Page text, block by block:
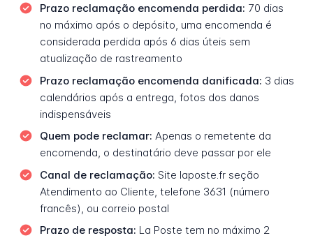
Prazo reclamação encomenda perdida: 70 dias
no máximo após o depósito, uma encomenda é
considerada perdida após 6 dias úteis sem
atualização de rastreamento
Prazo reclamação encomenda danificada: 3 dias
calendários após a entrega, fotos dos danos
indispensáveis
Quem pode reclamar: Apenas o remetente da
encomenda, o destinatário deve passar por ele
Canal de reclamação: Site laposte.fr seção
Atendimento ao Cliente, telefone 3631 (número
francês), ou correio postal
Prazo de resposta: La Poste tem no máximo 2